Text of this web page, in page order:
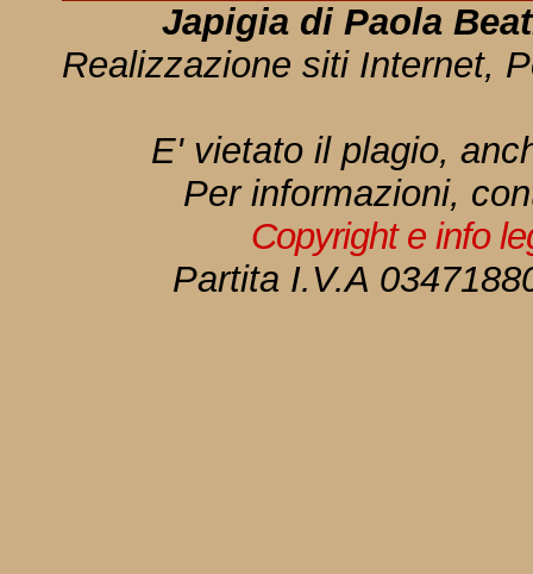
Japigia di Paola
Realizzazione siti Internet,
E' vietato il plagio,
Per informazioni,
Copyright e info
Partita I.V.A